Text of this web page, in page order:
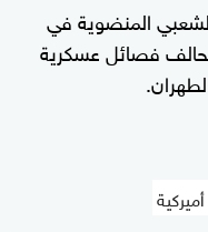
المنضوية في
تحالف فصائل عسكرية